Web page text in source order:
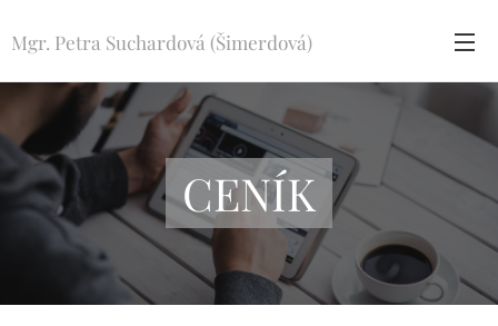
Mgr. Petra Suchardová (Šimerdová)
CENÍK